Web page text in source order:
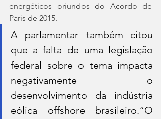
energéticos oriundos do Acordo de
Paris de 2015.
A parlamentar também citou
que a falta de uma legislação
federal sobre o tema impacta
negativamente o
desenvolvimento da indústria
eólica offshore brasileiro.“O